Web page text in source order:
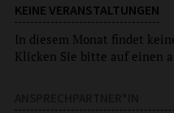
KEINE VERANSTALTUNGEN
In diesem Monat findet
Klicken Sie bitte auf einen